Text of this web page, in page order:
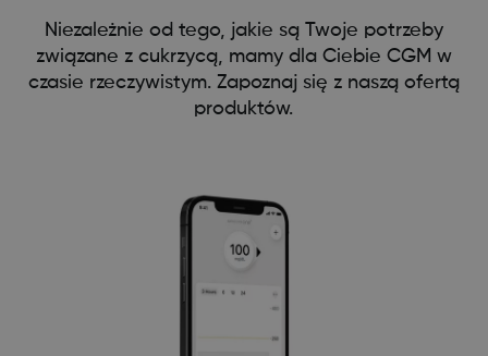
Niezależnie od tego, jakie są Twoje potrzeby
związane z cukrzycą, mamy dla Ciebie CGM w
czasie rzeczywistym. Zapoznaj się z naszą ofertą
produktów.